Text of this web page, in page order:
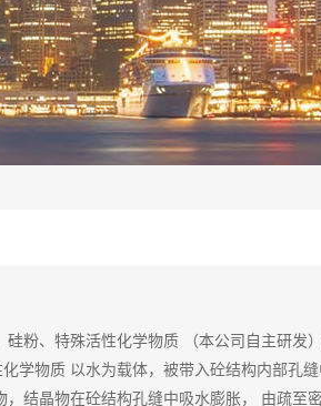
硅粉、特殊活性化学物质 （本公司自主研发
学物质 以水为载体，被带入砼结构内部孔缝
，结晶物在砼结构孔缝中吸水膨胀， 由疏至